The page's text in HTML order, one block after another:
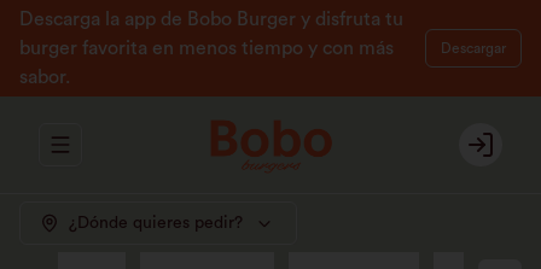
Descarga la app de Bobo Burger y disfruta tu
burger favorita en menos tiempo y con más
sabor.
Descargar
Abrir menu de navegación Login
¿Dónde quieres pedir?